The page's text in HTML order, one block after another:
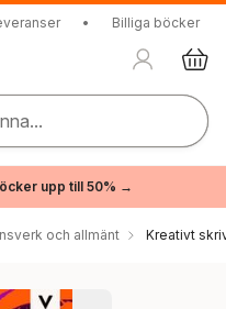
• Billiga böcker
upp till 50% →
och allmänt Kreativt